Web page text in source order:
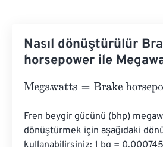
Nasıl dönüştürülür
horsepower ile
Megawatts=Brake horsepower×
Fren beygir gücünü (bhp)
dönüştürmek için aşağıdaki